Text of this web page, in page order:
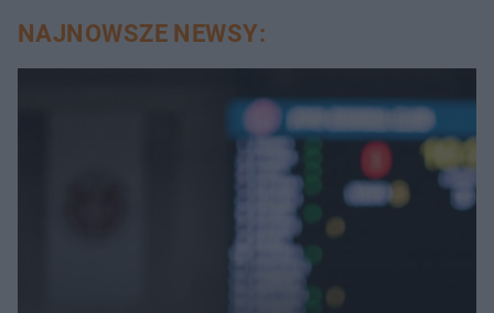
NAJNOWSZE NEWSY: